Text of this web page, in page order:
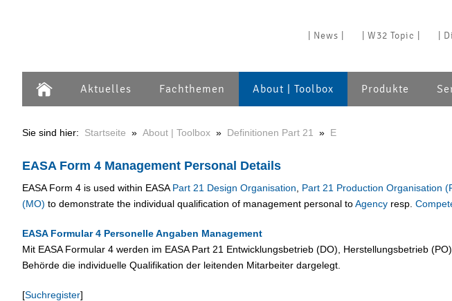
| News | | W32 Topic | |
Aktuelles Fachthemen About | Toolbox Produkte
Sie sind hier: Startseite » About | Toolbox » Definitionen Part 21 » E
EASA Form 4 Management Personal Details
EASA Form 4 is used within EASA Part 21 Design Organisation Part 21 Production Organisation
(MO) to demonstrate the individual qualification of management personal toAgency resp.
EASA Formular 4 Personelle Angaben Management
Mit EASA Formular 4 werden im EASA Part 21 Entwicklungsbetrieb (DO), Herstellungsbetrieb
Behörde die individuelle Qualifikation der leitenden Mitarbeiter dargelegt.
[Suchregister]